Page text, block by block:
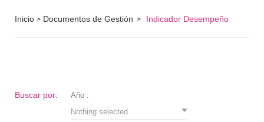
Inicio > Documentos de Gestión > Indicador Desempeño
Buscar por:
Año :
Nothing selected